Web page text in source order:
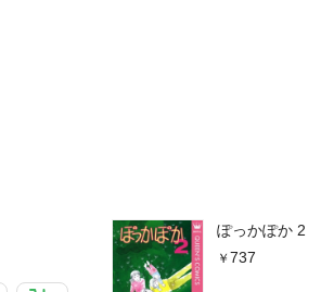
ぽっかぽか 2
737